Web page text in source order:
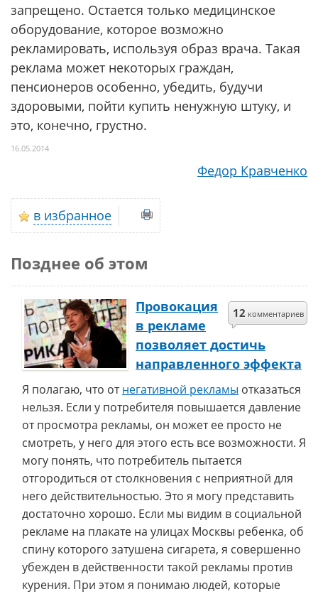
запрещено. Остается только медицинское
оборудование, которое возможно
рекламировать, используя образ врача. Такая
реклама может некоторых граждан,
пенсионеров особенно, убедить, будучи
здоровыми, пойти купить ненужную штуку, и
это, конечно, грустно.
16.05.2014
Федор Кравченко
в избранное
Позднее об этом
12 комментариев
Провокация
в рекламе
позволяет достичь
направленного эффекта
Я полагаю, что отнегативной рекламы отказаться
нельзя. Если у потребителя повышается давление
от просмотра рекламы, он может ее просто не
смотреть, у него для этого есть все возможности. Я
могу понять, что потребитель пытается
отгородиться от столкновения с неприятной для
него действительностью. Это я могу представить
достаточно хорошо. Если мы видим в социальной
рекламе на плакате на улицах Москвы ребенка, об
спину которого затушена сигарета, я совершенно
убежден в действенности такой рекламы против
курения. При этом я понимаю людей, которые